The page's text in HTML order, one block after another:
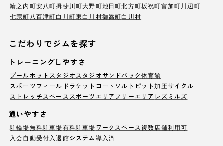
輪之内町安八町揖斐川町大野町池田町北方町坂祝町富加町川辺町
七宗町 八百津町白川町東白川村御嵩町白川村
こだわりでジムを探す
トレーニングしやすさ
プールホットスタジオ スタジオサンドバック体育館
スポーツフィールド ラケットコート ソルトピット加圧サイクル
ストレッチスペース スポーツエリア フリーエリア レズミルズ
通いやすさ
駐輪場無料駐車場有料駐車場ワークスペース複数店舗利用可
入会自動受付 入退館システム導入済